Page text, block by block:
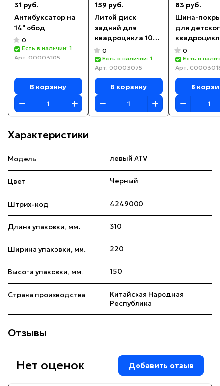
31 руб.
Антибуксатор на
14" обод
0
Есть в наличии: 1
Арт. 00003105
В корзину
159 руб.
Литой диск
задний для
квадроцикла 10
дюймов
0
Есть в наличии: 1
Арт. 00003075
В корзину
83 руб.
Шина-
для
передняя
0
Есть в
Арт.
В
Характеристики
Модель левый ATV
Цвет Черный
Штрих-код 4249000
Длина упаковки, мм. 310
Ширина упаковки, мм. 220
Высота упаковки, мм. 150
Страна производства
Китайская Народная
Республика
Отзывы
Нет оценок Добавить отзыв